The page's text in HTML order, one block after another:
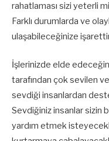
rahatlaması sizi yeterli
Farklı durumlarda ve
ulaşabileceğinize
İşlerinizde elde
tarafından çok sevilen
sevdiği insanlardan
Sevdiğiniz insanlar sizin
yardım etmek